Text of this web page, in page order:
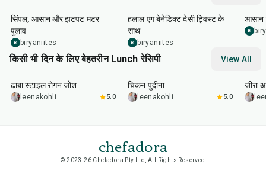
सिंपल, आसान और झटपट मटर
पुलाव
B biryaniites
हलाल एग बेनेडिक्ट देसी ट्विस्ट के
साथ
B biryaniites
आसान
B
किसी भी दिन के लिए बेहतरीन Lunch रेसिपी View All
1 min
ढाबा स्टाइल रोगन जोश
leenakohli 5.0
hr 15
चिकन पुदीना
leenakohli 5.0
जीरा
chefadora
© 2023-26 Chefadora Pty Ltd, All Rights Reserved